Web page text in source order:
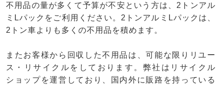
不用品の量が多くて予算が不安という方は、2トンアル
ミLパックをご利用ください。2トンアルミLパックは、
2トン車よりも多くの不用品を積めます。
またお客様から回収した不用品は、可能な限りリユー
ス・リサイクルをしております。弊社はリサイクル
ショップを運営しており、国内外に販路を持っている